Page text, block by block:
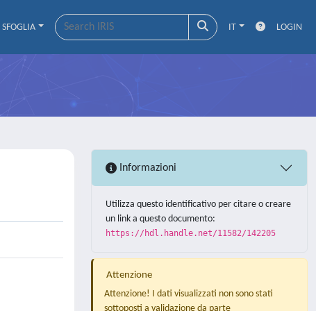
SFOGLIA IT LOGIN
Informazioni
Utilizza questo identificativo per citare o creare
un link a questo documento:
https://hdl.handle.net/11582/142205
Attenzione
Attenzione! I dati visualizzati non sono stati
sottoposti a validazione da parte